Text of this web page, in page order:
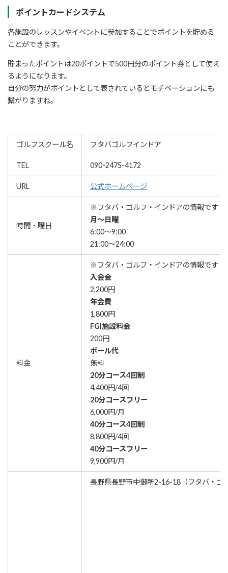
ポイントカードシステム
各施設のレッスンやイベントに参加することでポイントを貯める
ことができます。
貯まったポイントは20ポイントで500円分のポイント券として使え
るようになります。
自分の努力がポイントとして表されているとモチベーションにも
繋がりますね。
ゴルフスクール名 フタバゴルフインドア
TEL 090-2475-4172
URL 公式ホームページ
時間・曜日
※フタバ・ゴルフ・インドアの情報です
月〜日曜
6:00〜9:00
21:00〜24:00
料金
※フタバ・ゴルフ・インドアの情報です
入会金
2,200円
年会費
1,800円
FGI施設料金
200円
ボール代
無料
20分コース4回制
4,400円/4回
20分コースフリー
6,000円/月
40分コース4回制
8,800円/4回
40分コースフリー
9,900円/月
長野県長野市中御所2-16-18（フタバ・ゴ